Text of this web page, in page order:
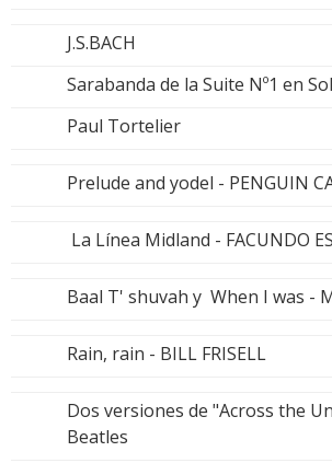
J.S.BACH
Sarabanda de la Suite Nº1 en
Paul Tortelier
Prelude and yodel - PENGUIN
La Línea Midland - FACUNDO
Baal T' shuvah y When I was -
Rain, rain - BILL FRISELL
Dos versiones de "Across the
Beatles